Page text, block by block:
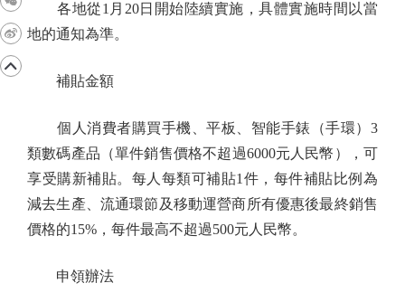
各地從1月20日開始陸續實施，具體實施時間以當
地的通知為準。
補貼金額
個人消費者購買手機、平板、智能手錶（手環）3
類數碼產品（單件銷售價格不超過6000元人民幣），可
享受購新補貼。每人每類可補貼1件，每件補貼比例為
減去生產、流通環節及移動運營商所有優惠後最終銷售
價格的15%，每件最高不超過500元人民幣。
申領辦法